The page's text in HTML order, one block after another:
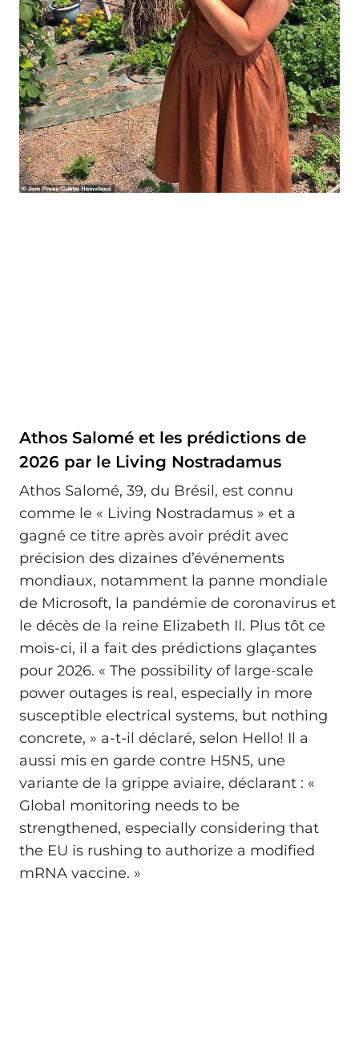
Athos Salomé et les prédictions de
2026 par le Living Nostradamus
Athos Salomé, 39, du Brésil, est connu
comme le « Living Nostradamus » et a
gagné ce titre après avoir prédit avec
précision des dizaines d’événements
mondiaux, notamment la panne mondiale
de Microsoft, la pandémie de coronavirus et
le décès de la reine Elizabeth II. Plus tôt ce
mois-ci, il a fait des prédictions glaçantes
pour 2026. « The possibility of large-scale
power outages is real, especially in more
susceptible electrical systems, but nothing
concrete, » a-t-il déclaré, selon Hello! Il a
aussi mis en garde contre H5N5, une
variante de la grippe aviaire, déclarant : «
Global monitoring needs to be
strengthened, especially considering that
the EU is rushing to authorize a modified
mRNA vaccine. »